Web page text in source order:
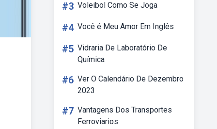
#3 Voleibol Como Se Joga
#4 Você é Meu Amor Em Inglês
#5 Vidraria De Laboratório De
Química
#6 Ver O Calendário De Dezembro
2023
#7 Vantagens Dos Transportes
Ferroviarios